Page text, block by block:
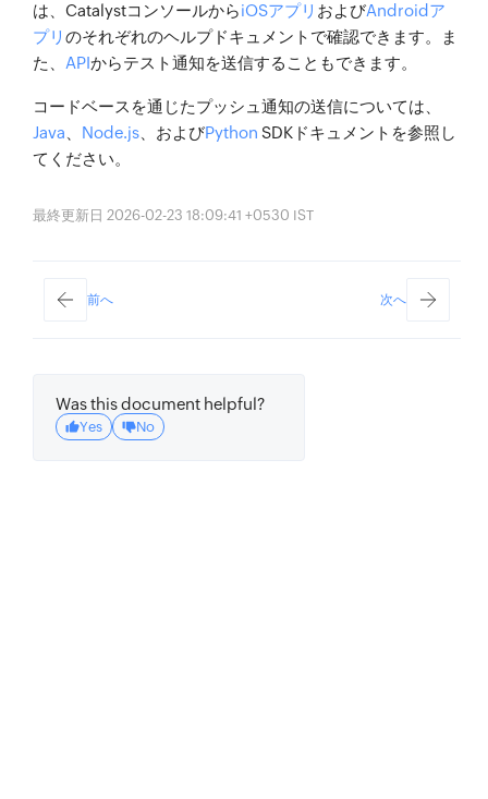
は、CatalystコンソールからiOSアプリ およびAndroidア
プリ のそれぞれのヘルプドキュメントで確認できます。ま
た、 APIからテスト通知を送信することもできます。
コードベースを通じたプッシュ通知の送信については、
Java
Node.js 、およびPython SDKドキュメントを参照し
てください。
最終更新日 2026-02-23 18:09:41 +0530 IST
前へ 次へ
Was this document helpful?
Yes No